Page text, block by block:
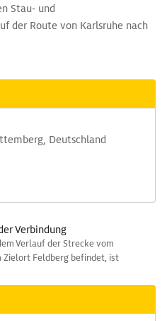
Stau- und
der Route von Karlsruhe nach
Deutschland
Verbindung
Verlauf der Strecke vom
Feldberg befindet, ist